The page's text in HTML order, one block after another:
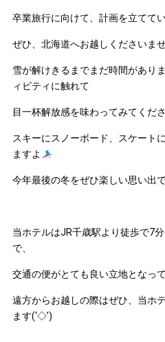
卒業旅行に向けて、計画を立てて
ぜひ、北海道へお越しくださいま
雪が解けきるまでまだ時間があり
ィビティに触れて
目一杯解放感を味わってみてくだ
スキーにスノーボード、スケート
ますよ
今年最後の冬をぜひ楽しい思い出
当ホテルはJR千歳駅より徒歩で7
で、
交通の便がとても良い立地となっ
遠方からお越しの際はぜひ、当ホ
ます(‘◇’)ゞ